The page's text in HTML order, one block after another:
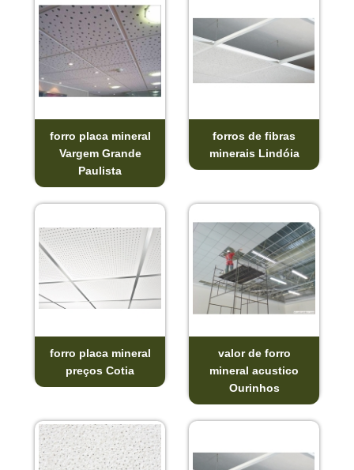
forro placa mineral
Vargem Grande
Paulista
forros de fibras
minerais Lindóia
forro placa mineral
preços Cotia
valor de forro
mineral acustico
Ourinhos